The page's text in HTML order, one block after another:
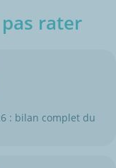
rater
: bilan complet du